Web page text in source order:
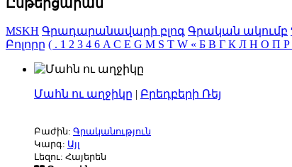
Ընթերցարան
MSKH Գրադարանավարի բլոգ Գրական ակումբ
Բոլորը ( . 1 2 3 4 6 AC E G M S T W « Б В Г К Л Н О П Р
Մահն ու աղջիկը | Բրեդբերի Ռեյ
Բաժին: Գրականություն
Կարգ: Այլ
Լեզու: Հայերեն